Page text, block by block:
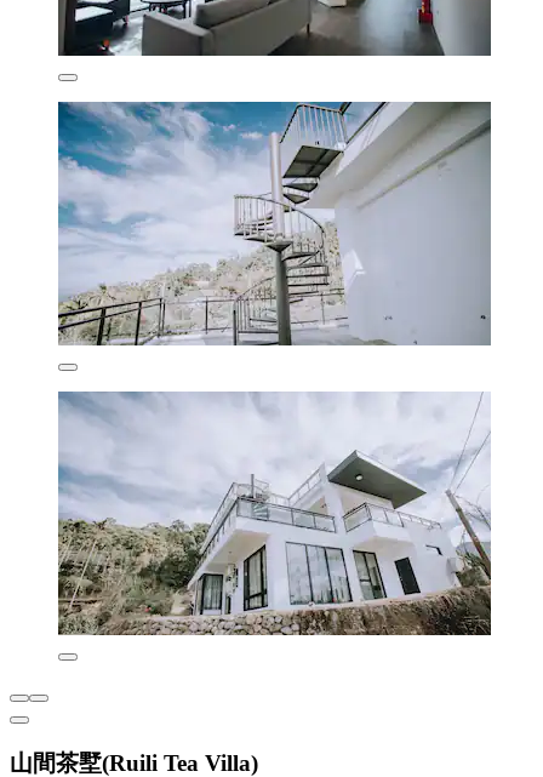
山間茶墅(Ruili Tea Villa)